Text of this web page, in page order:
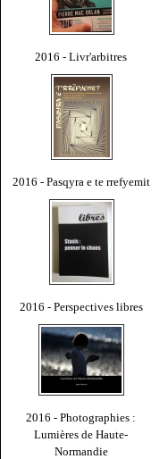
2016 - Livr'arbitres
2016 - Pasqyra e te rrefyemit
2016 - Perspectives libres
2016 - Photographies :
Lumières de Haute-
Normandie